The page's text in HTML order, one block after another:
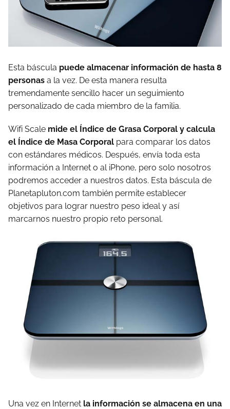
Esta báscula puede almacenar información de hasta 8
personas a la vez. De esta manera resulta
tremendamente sencillo hacer un seguimiento
personalizado de cada miembro de la familia.
Wifi Scale mide el Índice de Grasa Corporal y calcula
el Índice de Masa Corporal para comparar los datos
con estándares médicos. Después, envía toda esta
información a Internet o al iPhone, pero solo nosotros
podremos acceder a nuestros datos. Esta báscula de
Planetapluton.com también permite establecer
objetivos para lograr nuestro peso ideal y así
marcarnos nuestro propio reto personal.
Una vez en Internet la información se almacena en una